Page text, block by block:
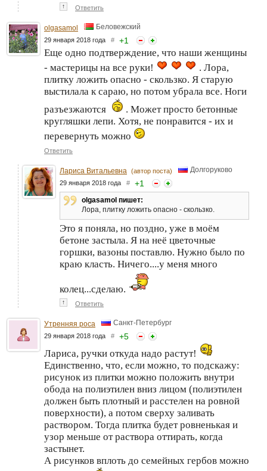
↑ Ответить
olgasamol Беловежский
29 января 2018 года # +1
Еще одно подтверждение, что наши женщины
- мастерицы на все руки!
. Лора,
плитку ложить опасно - скользко. Я старую
выстилала к сараю, но потом убрала все. Ноги
разъезжаются
. Может просто бетонные
кругляшки лепи. Хотя, не понравится - их и
перевернуть можно
Ответить
Лариса Витальевна (автор поста) Долгоруково
29 января 2018 года # +1
olgasamol пишет:
Лора, плитку ложить опасно - скользко.
Это я поняла, но поздно, уже в моём
бетоне застыла. Я на неё цветочные
горшки, вазоны поставлю. Нужно было по
краю класть. Ничего....у меня много
колец...сделаю.
↑ Ответить
Утренняя роса Санкт-Петербург
29 января 2018 года # +5
Лариса, ручки откуда надо растут!
Единственно, что, если можно, то подскажу:
рисунок из плитки можно положить внутри
обода на полиэтилен вниз лицом (полиэтилен
должен быть плотный и расстелен на ровной
поверхности), а потом сверху заливать
раствором. Тогда плитка будет ровненькая и
узор меньше от раствора оттирать, когда
застынет.
А рисунков вплоть до семейных гербов можно